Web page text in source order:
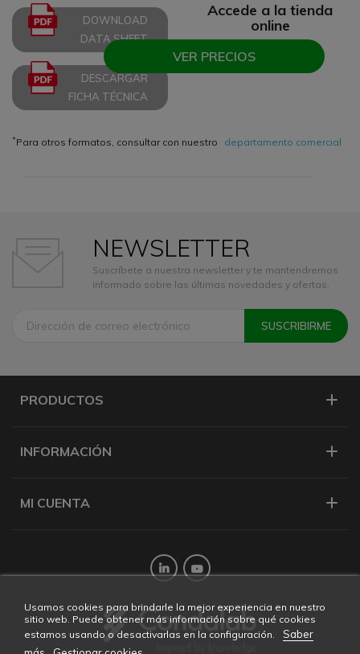
DOWNLOAD
DATA SHEET
DESCARGAR
FICHA TÉCNICA
Accede a la tienda
online
VER PRECIOS
*Para otros formatos, consultar con nuestro departamento comercial
NEWSLETTER
Suscríbete a nuestra newsletter y te mantendremos
informado sobre las últimas novedades y ofertas.
PRODUCTOS
INFORMACIÓN
MI CUENTA
TwitterYouTube
Usamos cookies para brindarle la mejor experiencia en nuestro
sitio web. Puede obtener más información sobre qué cookies
estamos usando o desactivarlas en la configuración.
Saber